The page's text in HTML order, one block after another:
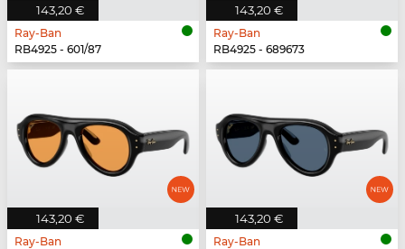
143,20 €
Ray-Ban
RB4925 - 601/87
143,20 €
Ray-Ban
RB4925 - 689673
143,20 €
Ray-Ban
143,20 €
Ray-Ban